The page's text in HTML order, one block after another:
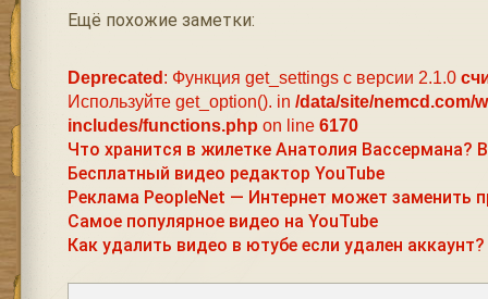
Ещё похожие заметки:
Deprecated : Функция get_settings с версии 2.1.0
Используйте get_option(). in /data/site/nemcd.com/
includes/functions.php on line 6170
Что хранится в жилетке Анатолия Вассермана?
Бесплатный видео редактор YouTube
Реклама PeopleNet — Интернет может заменить
Самое популярное видео на YouTube
Как удалить видео в ютубе если удален аккаунт?